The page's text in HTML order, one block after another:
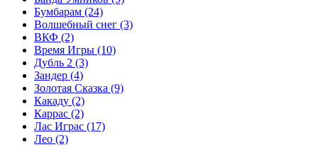
Бумбарам (24)
Волшебный снег (3)
ВКФ (2)
Время Игры (10)
Дубль 2 (3)
Зандер (4)
Золотая Сказка (9)
Какаду (2)
Каррас (2)
Лас Играс (17)
Лео (2)